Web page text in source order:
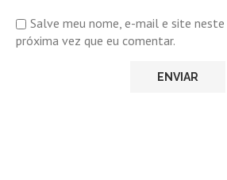
Salve meu nome, e-mail e site neste
próxima vez que eu comentar.